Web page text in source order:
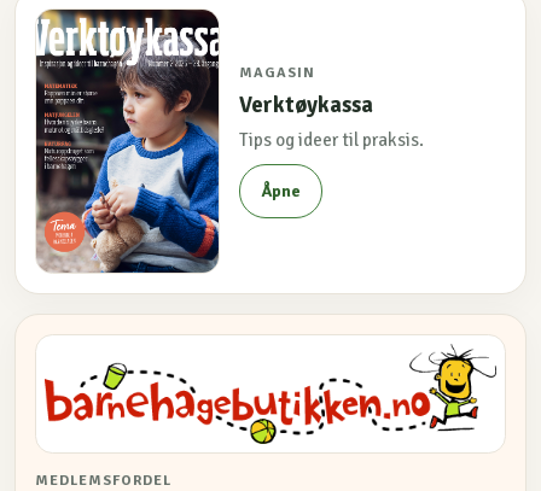
MAGASIN
Verktøykassa
Tips og ideer til praksis.
Åpne
MEDLEMSFORDEL